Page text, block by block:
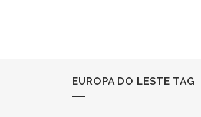
EUROPA DO LESTE TAG